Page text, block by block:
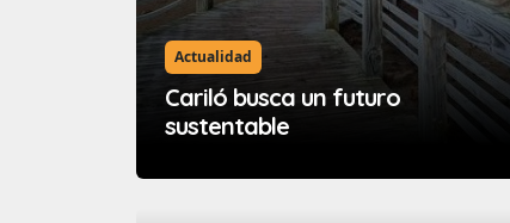
Actualidad
Cariló busca un futuro
sustentable